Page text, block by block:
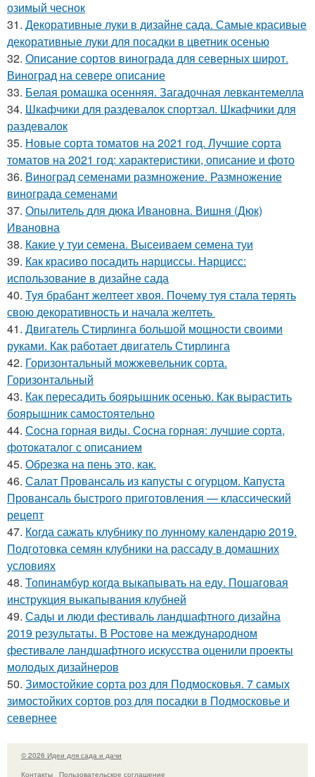
озимый чеснок
31. Декоративные луки в дизайне сада. Самые красивые
декоративные луки для посадки в цветник осенью
32. Описание сортов винограда для северных широт.
Виноград на севере описание
33. Белая ромашка осенняя. Загадочная левкантемелла
34. Шкафчики для раздевалок спортзал. Шкафчики для
раздевалок
35. Новые сорта томатов на 2021 год. Лучшие сорта
томатов на 2021 год: характеристики, описание и фото
36. Виноград семенами размножение. Размножение
винограда семенами
37. Опылитель для дюка Ивановна. Вишня (Дюк)
Ивановна
38. Какие у туи семена. Высеиваем семена туи
39. Как красиво посадить нарциссы. Нарцисс:
использование в дизайне сада
40. Туя брабант желтеет хвоя. Почему туя стала терять
свою декоративность и начала желтеть
41. Двигатель Стирлинга большой мощности своими
руками. Как работает двигатель Стирлинга
42. Горизонтальный можжевельник сорта.
Горизонтальный
43. Как пересадить боярышник осенью. Как вырастить
боярышник самостоятельно
44. Сосна горная виды. Сосна горная: лучшие сорта,
фотокаталог с описанием
45. Обрезка на пень это, как.
46. Салат Провансаль из капусты с огурцом. Капуста
Провансаль быстрого приготовления — классический
рецепт
47. Когда сажать клубнику по лунному календарю 2019.
Подготовка семян клубники на рассаду в домашних
условиях
48. Топинамбур когда выкапывать на еду. Пошаговая
инструкция выкапывания клубней
49. Сады и люди фестиваль ландшафтного дизайна
2019 результаты. В Ростове на международном
фестивале ландшафтного искусства оценили проекты
молодых дизайнеров
50. Зимостойкие сорта роз для Подмосковья. 7 самых
зимостойких сортов роз для посадки в Подмосковье и
севернее
© 2026 Идеи для сада и дачи
Контакты
Пользовательское соглашение